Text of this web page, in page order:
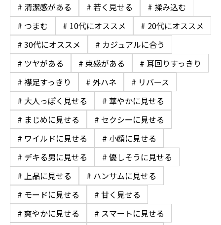
# 清潔感がある # 若く見せる
# 揉み込む
# つまむ
# 10代にオススメ
# 20代にオススメ
# 30代にオススメ
# カジュアルに合う
# ツヤがある
# 束感がある
# 耳回りすっきり
# 襟足すっきり
# 外ハネ
# リバース
# 大人っぽく見せる
# 華やかに見せる
# まじめに見せる
# セクシーに見せる
# ワイルドに見せる
# 小顔に見せる
# デキる男に見せる
# 優しそうに見せる
# 上品に見せる
# ハンサムに見せる
# モードに見せる
# 甘く見せる
# 爽やかに見せる
# スマートに見せる